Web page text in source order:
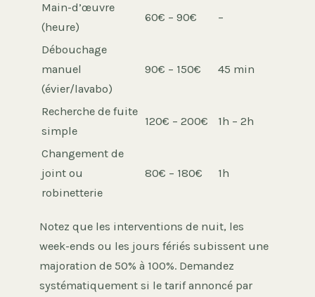
Main-d’œuvre
(heure)
60€ – 90€ –
Débouchage
manuel
(évier/lavabo)
90€ – 150€ 45 min
Recherche de fuite
simple
120€ – 200€ 1h – 2h
Changement de
joint ou
robinetterie
80€ – 180€ 1h
Notez que les interventions de nuit, les
week-ends ou les jours fériés subissent une
majoration de 50% à 100%. Demandez
systématiquement si le tarif annoncé par